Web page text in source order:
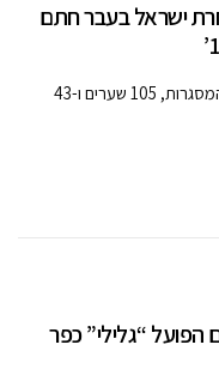
ישראל בעבר חתם
החלוץ טל בן חיים, בן 35 עם 469 הופעות בכל המסגרות, 105 שערים ו-43
“גלילי” כפר